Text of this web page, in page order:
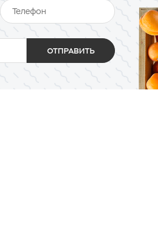
ОТПРАВИТЬ